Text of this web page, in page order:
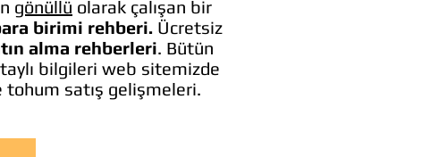
gönüllü olarak çalışan bir
birimi rehberi. Ücretsiz
alma rehberleri. Bütün
bilgileri web sitemizde
tohum satış gelişmeleri.